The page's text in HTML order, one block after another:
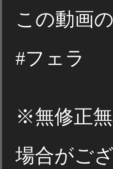
この動画
#フェラ
※無修正
場合がご